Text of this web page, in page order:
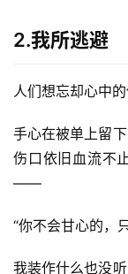
2.我所逃避
人们想忘却心中
手心在被单上留
伤口依旧血流不
——
“你不会甘心的，
我装作什么也没